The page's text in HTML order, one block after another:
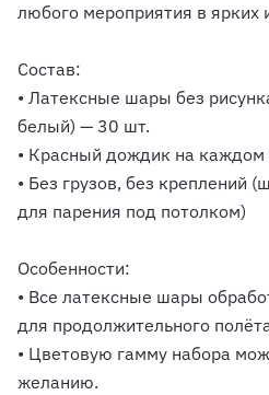
любого мероприятия в ярких
Состав:
• Латексные шары без
белый) — 30 шт.
• Красный дождик на
• Без грузов, без креплений
для парения под потолком)
Особенности:
• Все латексные шары
для продолжительного
• Цветовую гамму набора
желанию.